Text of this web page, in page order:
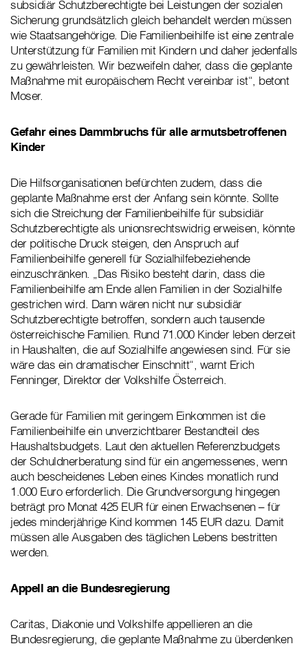
subsidiär Schutzberechtigte bei Leistungen der sozialen
Sicherung grundsätzlich gleich behandelt werden müssen
wie Staatsangehörige. Die Familienbeihilfe ist eine zentrale
Unterstützung für Familien mit Kindern und daher jedenfalls
zu gewährleisten. Wir bezweifeln daher, dass die geplante
Maßnahme mit europäischem Recht vereinbar ist“, betont
Moser.
Gefahr eines Dammbruchs für alle armutsbetroffenen
Kinder
Die Hilfsorganisationen befürchten zudem, dass die
geplante Maßnahme erst der Anfang sein könnte. Sollte
sich die Streichung der Familienbeihilfe für subsidiär
Schutzberechtigte als unionsrechtswidrig erweisen, könnte
der politische Druck steigen, den Anspruch auf
Familienbeihilfe generell für Sozialhilfebeziehende
einzuschränken. „Das Risiko besteht darin, dass die
Familienbeihilfe am Ende allen Familien in der Sozialhilfe
gestrichen wird. Dann wären nicht nur subsidiär
Schutzberechtigte betroffen, sondern auch tausende
österreichische Familien. Rund 71.000 Kinder leben derzeit
in Haushalten, die auf Sozialhilfe angewiesen sind. Für sie
wäre das ein dramatischer Einschnitt“, warnt Erich
Fenninger, Direktor der Volkshilfe Österreich.
Gerade für Familien mit geringem Einkommen ist die
Familienbeihilfe ein unverzichtbarer Bestandteil des
Haushaltsbudgets. Laut den aktuellen Referenzbudgets
der Schuldnerberatung sind für ein angemessenes, wenn
auch bescheidenes Leben eines Kindes monatlich rund
1.000 Euro erforderlich. Die Grundversorgung hingegen
beträgt pro Monat 425 EUR für einen Erwachsenen – für
jedes minderjährige Kind kommen 145 EUR dazu. Damit
müssen alle Ausgaben des täglichen Lebens bestritten
werden.
Appell an die Bundesregierung
Caritas, Diakonie und Volkshilfe appellieren an die
Bundesregierung, die geplante Maßnahme zu überdenken